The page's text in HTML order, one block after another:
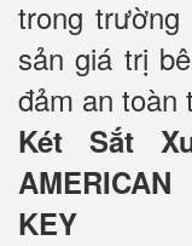
trong
sản giá trị
đảm an toàn
Két Sắt
KEY